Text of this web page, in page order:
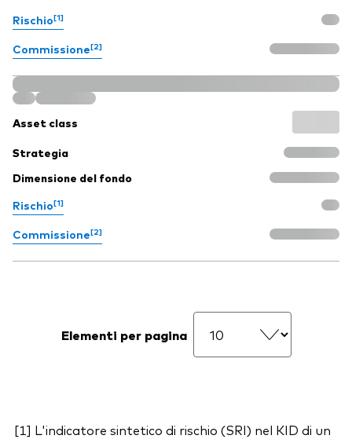
Rischio[1]
Commissione[2]
Asset class
Strategia
Dimensione del fondo
Rischio[1]
Commissione[2]
Elementi per pagina
L'indicatore sintetico di rischio (SRI) nel KID di un